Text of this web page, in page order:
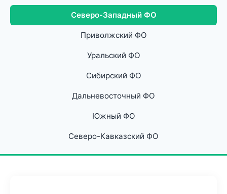
Северо-Западный ФО
Приволжский ФО
Уральский ФО
Сибирский ФО
Дальневосточный ФО
Южный ФО
Северо-Кавказский ФО